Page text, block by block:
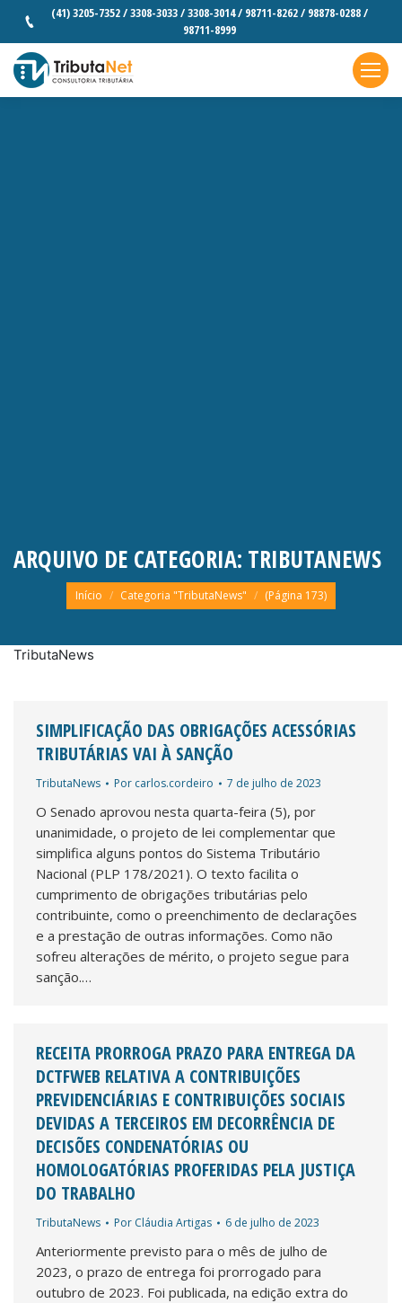
(41) 3205-7352 / 3308-3033 / 3308-3014 / 98711-8262 / 98878-0288 /
98711-8999
ARQUIVO DE CATEGORIA: TRIBUTANEWS
Você está aqui:
Início Categoria "TributaNews" (Página 173)
TributaNews
SIMPLIFICAÇÃO DAS OBRIGAÇÕES ACESSÓRIAS
TRIBUTÁRIAS VAI À SANÇÃO
TributaNews Por carlos.cordeiro 7 de julho de 2023
O Senado aprovou nesta quarta-feira (5), por
unanimidade, o projeto de lei complementar que
simplifica alguns pontos do Sistema Tributário
Nacional (PLP 178/2021). O texto facilita o
cumprimento de obrigações tributárias pelo
contribuinte, como o preenchimento de declarações
e a prestação de outras informações. Como não
sofreu alterações de mérito, o projeto segue para
sanção.…
RECEITA PRORROGA PRAZO PARA ENTREGA DA
DCTFWEB RELATIVA A CONTRIBUIÇÕES
PREVIDENCIÁRIAS E CONTRIBUIÇÕES SOCIAIS
DEVIDAS A TERCEIROS EM DECORRÊNCIA DE
DECISÕES CONDENATÓRIAS OU
HOMOLOGATÓRIAS PROFERIDAS PELA JUSTIÇA
DO TRABALHO
TributaNews Por Cláudia Artigas 6 de julho de 2023
Anteriormente previsto para o mês de julho de
2023, o prazo de entrega foi prorrogado para
outubro de 2023. Foi publicada, na edição extra do